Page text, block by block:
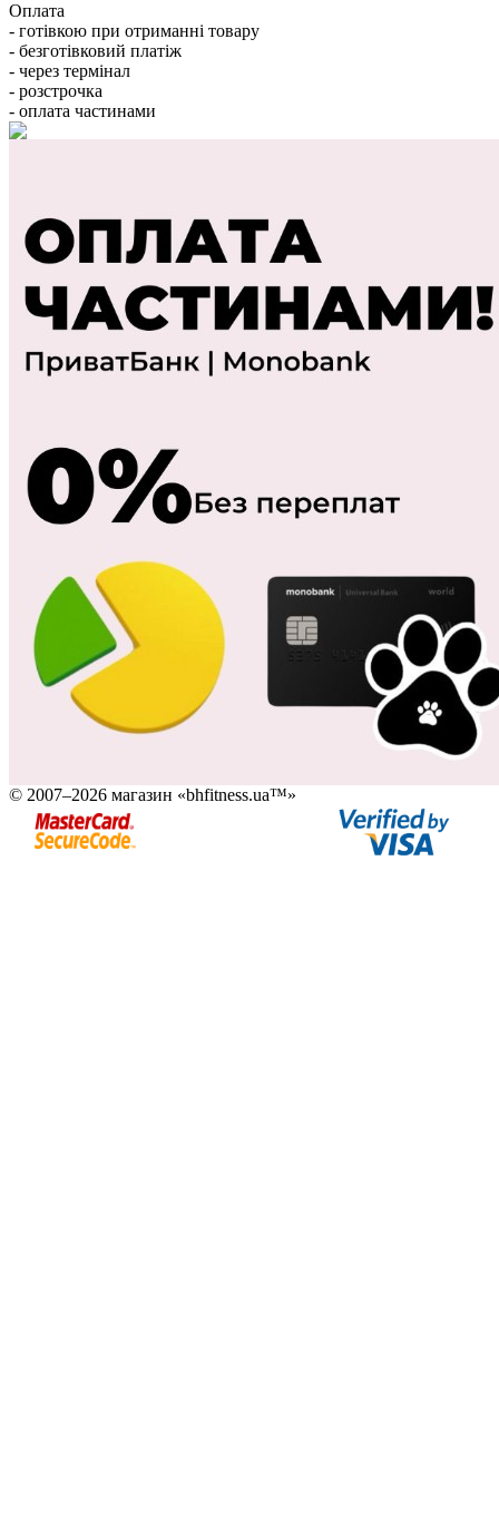
Оплата
- готівкою при отриманні товару
- безготівковий платіж
- через термінал
- розстрочка
- оплата частинами
© 2007–2026 магазин «bhfitness.ua™»